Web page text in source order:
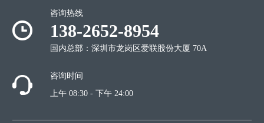
咨询热线
138-2652-8954
国内总部：深圳市龙岗区爱联股份大厦 70A
咨询时间
上午 08:30 - 下午 24:00